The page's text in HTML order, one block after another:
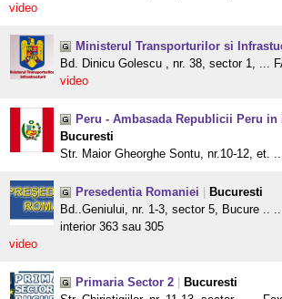
video
Ministerul Transporturilor si
Bd. Dinicu Golescu , nr. 38, sector 1, ...
video
Peru - Ambasada Republicii Peru in
Bucuresti
Str. Maior Gheorghe Sontu, nr.10-12, et.
Presedentia Romaniei
Bucuresti
Bd..Geniului, nr. 1-3, sector 5, Bucure ..
interior 363 sau 305
video
Primaria Sector 2
Bucuresti